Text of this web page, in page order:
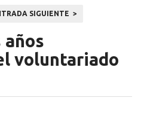
SIGUIENTE
años
voluntariado